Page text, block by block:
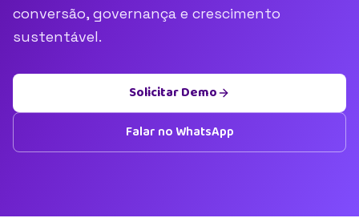
conversão, governança e crescimento
sustentável.
Solicitar Demo
Falar no WhatsApp